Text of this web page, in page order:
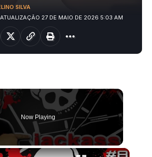
27 DE MAIO DE 2026 5:03 AM
SILVA
Now Playing
×